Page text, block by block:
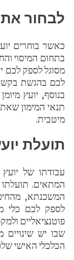
לבחור
כאשר בוחרים
בתחום המיסוי
מסוגל לספק לכם
לכם בהגשת
בנוסף, יועץ
תנאי המימון
מיטבית.
תועלת
עבודתו של
המתאים. תועלתו
המשכנתא,
לספק לכם כלי
פוטנציאליים
שבו יש שינויים
הכלכלי האישי